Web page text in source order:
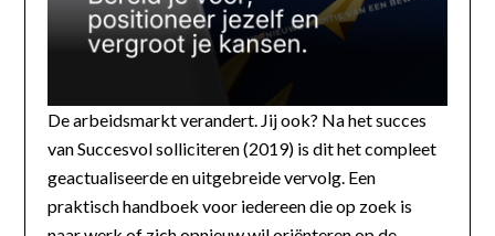
De arbeidsmarkt verandert. Jij ook? Na het succes
van Succesvol solliciteren (2019) is dit het compleet
geactualiseerde en uitgebreide vervolg. Een
praktisch handboek voor iedereen die op zoek is